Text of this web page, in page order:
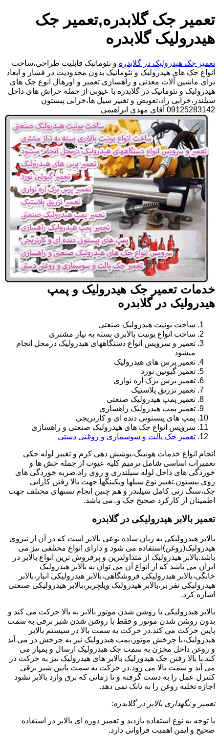
تعمیر جک گلابدره,تعمیر جک
هیدرولیک گلابدره
تعمیر جک هیدرولیک در گلابدره و نئوماتیک قابلیت طراحی،ساخت
انواع جک های هیدرولیک و نئوماتیک بدون محدودیت در فشار و ابعاد
برای ماشین آلات معدنی و راهسازی تعمیر و اورهال انوع جک های
هیدرولیک و نئوماتیک در گلابدره با عیوبی از جمله خراش های داخل
سیلندر،خرابی راد،تعویض و تغییر سیل ها،خرابی پیستون
09125283142 آقای مهدی ابراهیمی
خدمات تعمیر جک هیدرولیک و پمپ
هیدرولیک در گلابدره
ساخت یونیت هیدرولیک صنعتی
ساخت انواع یونیت بالابری بسته به نیاز مشتری
تعمیر و سرویس انواع دستگاههای هیدرولیک درمحل انجام
میشود
تعمیر پرس های هیدرولیک
تعمیر گیوتین نورد
تعمیر پرس برک اره نواری
تعمیر تزریق پلاستیک
تعمیر پمپ هیدرولیک صنعتی
تعمیر پمپ هیدرولیک راهسازی
پمپ های پیستونی دنده ای و کارتریجی
سرویس انواع جک های هیدرولیک صنعتی و راهسازی
تعمیر جک پالت و سوسماری و روغنی دستی
انجام انواع خدمات هونینگ،پوشش دهی کرم و تغییر لوله جکی
تعمیرات اساسی شامل ترمیم کلیه عیوب از جمله خش ها و
خوردگی های داخل لوله سیلندری و روی راد.ضربه خوردگی های
روی پیستون.تغییر نوع سیلها وپکینگها جهت بالا رفتن کارایی
جک،سنگ زنی کامل سیلندر و هم چنین انجام تستهای مختلف جهت
اطمینان از کارکرد صحیح جک و..می باشد.
تعمیر بالابر هیدرولیکی در گلابدره
بالابر هیدرولیکی به زبان ساده نوعی بالابر است که در آن از نیروی
هیدرولیک(روغن)استفاده می شود و دارای انواع مختلفی نیز می
باشد.بالابر هیدرولیک از متداولترین و پرفروش ترین انواع بالابر در
ایران می باشد که از انواع آن می توان به بالابر هیدرولیک
خانگی،بالابر هیدرولیکی فروشگاهی،بالابر هیدرولیکی انبار،بالابر
هیدرولیکی نفر بر،بالابر هیدرولیک ویلچربر،بالابر هیدرولیکی صنعتی
اشاره کرد.
بالابر هیدرولیکی با روشن شدن موتور بالابر به بالا حرکت می کند و
بدون روشن شدن موتور و فقط با روشن شدن شیر برقی به سمت
پایین حرکت می کند.در حرکت به سمت بالا در سیستم بالابر
هیدرولیک،با چرخش موتور،پمپ هیدرولیک نیز به چرخش در می آید
و روغن داخل مخزن به سمت جک هیدرولیک ارسال و پمپاز می
کند.با بالا رفتن جک هیدورلیک بالابر های هیدرولیک نیز به حرکت در
می آید و سمت بالا می رود.در حرکت به سمت پایین شیر برقی
کنترل عمل را به دست گرفته و تا زمانی که برق وارد بالابر نشود
اجازه تخلیه روغن را به تانک نمی دهد.
تعمیر و نگهداری بالابر در گلابدره:
با توجه به نوع استفاده بازدید و تعمیر دوره ای بالابر در استفاده
صحیح و ایمن اهمیت فراوانی دارد.